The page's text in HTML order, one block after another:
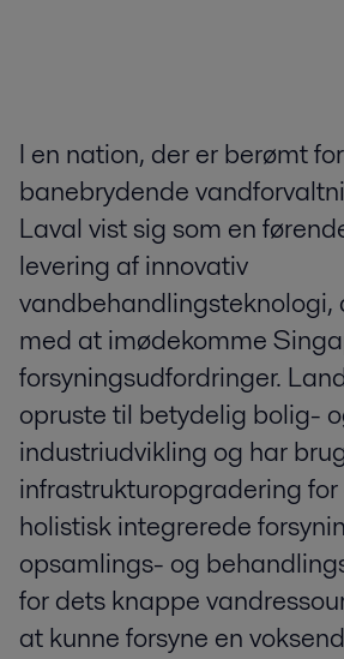
I en nation, der er berømt
banebrydende
Laval vist sig som en
levering af innovativ
med at imødekomme
forsyningsudfordringer.
opruste til betydelig bolig-
industriudvikling og har
infrastrukturopgradering
holistisk integrerede
opsamlings- og
for dets knappe
at kunne forsyne en